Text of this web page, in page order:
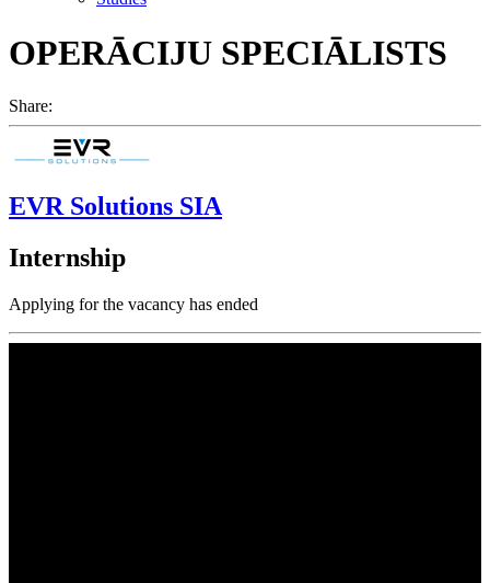
OPERĀCIJU SPECIĀLISTS
Share:
EVR Solutions SIA
Internship
Applying for the vacancy has ended